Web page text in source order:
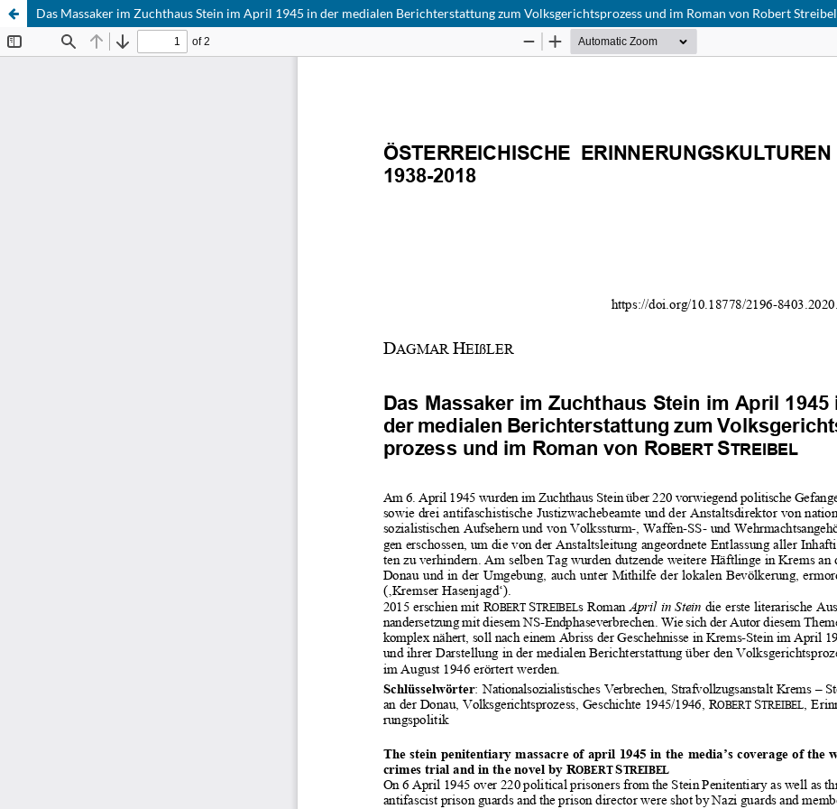
Das Massaker im Zuchthaus Stein im April 1945 in der medialen Berichterstattung zum Volksgerichtsprozess und im Roman von Robert Streibel